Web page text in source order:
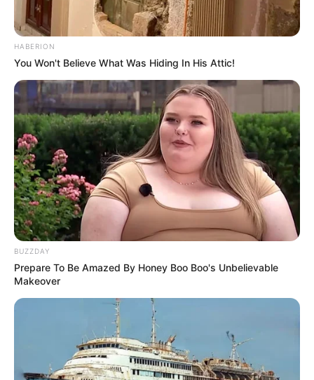
HABERION
You Won't Believe What Was Hiding In His Attic!
BUZZDAY
Prepare To Be Amazed By Honey Boo Boo's Unbelievable
Makeover